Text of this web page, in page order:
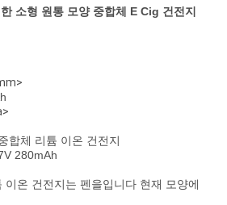
소형 원통 모양 중합체 E Cig 건전지
합체 리튬 이온 건전지
280mAh
이온 건전지는 펜을입니다 현재 모양에